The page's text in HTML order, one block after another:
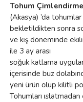
Tohum
(Akasya) ’da
bekletildikten sonra
ve kış döneminde
ile 3 ay arası
soğuk katlama
içerisinde buz
yeni ürün olup kilitli
Tohumları